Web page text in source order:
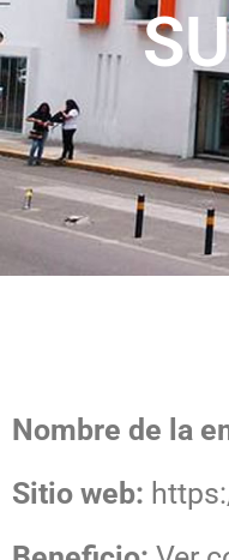
Nombre de la
Sitio web: